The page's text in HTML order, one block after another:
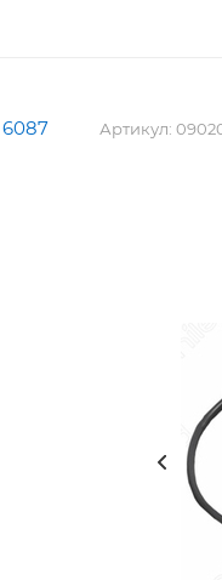
6087 Артикул: